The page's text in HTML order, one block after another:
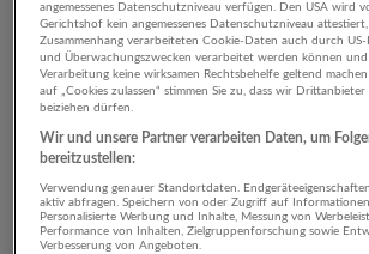
1 Pflege, Gesundheit,
Land- und
angemessenes Datenschutzniveau verfügen. Den USA wird
Gerichtshof kein angemessenes Datenschutzniveau
Zusammenhang verarbeiteten Cookie-Daten auch durch
und Überwachungszwecken verarbeitet werden können und
Verarbeitung keine wirksamen Rechtsbehelfe geltend
auf „Cookies zulassen“ stimmen Sie zu, dass wir
beiziehen dürfen.
Wir und unsere Partner verarbeiten Daten, um
bereitzustellen:
Verwendung genauer Standortdaten.
aktiv abfragen. Speichern von oder Zugriff auf
Personalisierte Werbung und Inhalte, Messung von
Performance von Inhalten, Zielgruppenforschung sowie
Verbesserung von Angeboten.